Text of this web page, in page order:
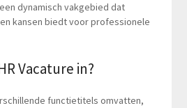
dynamisch vakgebied dat
kansen biedt voor professionele
Vacature in?
functietitels omvatten,